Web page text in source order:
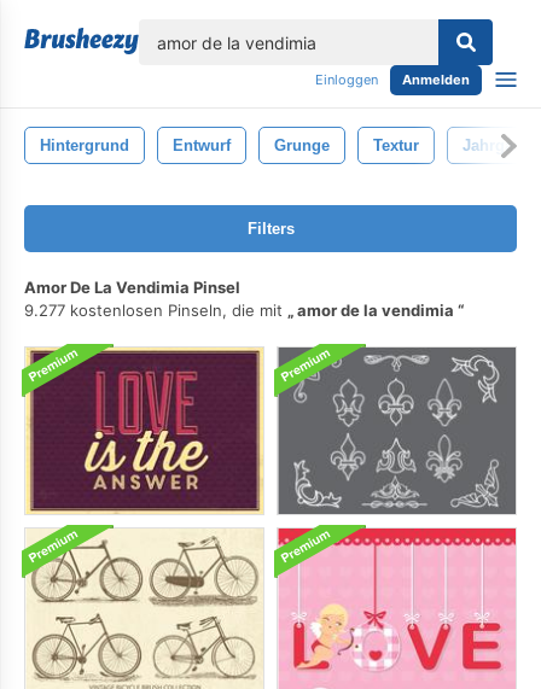
Einloggen Anmelden
Hintergrund Entwurf Grunge Textur Jahrgang
Filters
Amor De La Vendimia Pinsel
9.277 kostenlosen Pinseln, die mit
amor de la vendimia